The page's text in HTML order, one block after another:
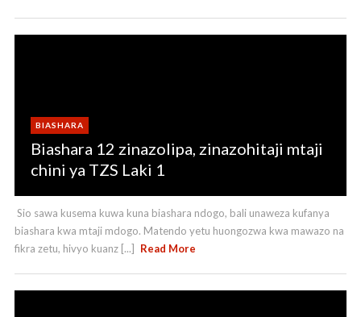
BIASHARA
Biashara 12 zinazolipa, zinazohitaji mtaji
chini ya TZS Laki 1
Sio sawa kusema kuwa kuna biashara ndogo, bali unaweza kufanya
biashara kwa mtaji mdogo. Matendo yetu huongozwa kwa mawazo na
fikra zetu, hivyo kuanz [...] Read More